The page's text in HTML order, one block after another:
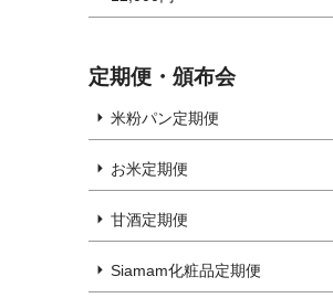
定期便・頒布会
米粉パン定期便
お米定期便
甘酒定期便
Siamam化粧品定期便